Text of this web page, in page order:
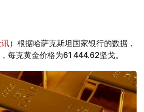
）根据哈萨克斯坦国家银行的数据，
每克黄金价格为61 444.62坚戈。